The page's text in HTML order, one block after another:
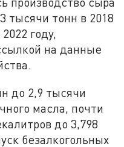
тысячи тонн в 2018
году,
на данные
до 2,9 тысячи
масла, почти
до 3,798
безалкогольных